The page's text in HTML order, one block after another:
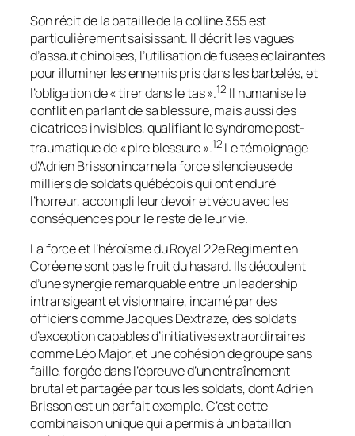
Son récit de la bataille de la colline 355 est
particulièrement saisissant. Il décrit les vagues
d’assaut chinoises, l’utilisation de fusées éclairantes
pour illuminer les ennemis pris dans les barbelés, et
l’obligation de « tirer dans le tas ».12 Il humanise le
conflit en parlant de sa blessure, mais aussi des
cicatrices invisibles, qualifiant le syndrome post-
traumatique de « pire blessure ».12 Le témoignage
d’Adrien Brisson incarne la force silencieuse de
milliers de soldats québécois qui ont enduré
l’horreur, accompli leur devoir et vécu avec les
conséquences pour le reste de leur vie.
La force et l’héroïsme du Royal 22e Régiment en
Corée ne sont pas le fruit du hasard. Ils découlent
d’une synergie remarquable entre un leadership
intransigeant et visionnaire, incarné par des
officiers comme Jacques Dextraze, des soldats
d’exception capables d’initiatives extraordinaires
comme Léo Major, et une cohésion de groupe sans
faille, forgée dans l’épreuve d’un entraînement
brutal et partagée par tous les soldats, dont Adrien
Brisson est un parfait exemple. C’est cette
combinaison unique qui a permis à un bataillon